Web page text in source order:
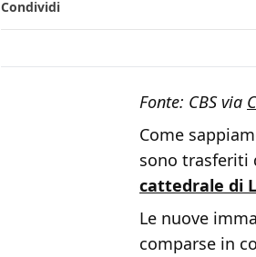
Condividi
Fonte: CBS via
Come
sono trasferiti
cattedrale di
Le nuove
comparse in